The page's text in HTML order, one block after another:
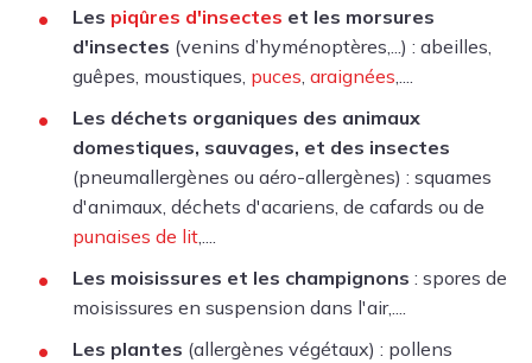
Les piqûres d'insectes et les morsures
d'insectes (venins d’hyménoptères,...) : abeilles,
guêpes, moustiques, puces, araignées,....
Les déchets organiques des animaux
domestiques, sauvages, et des insectes
(pneumallergènes ou aéro-allergènes) : squames
d'animaux, déchets d'acariens, de cafards ou de
punaises de lit,....
Les moisissures et les champignons : spores de
moisissures en suspension dans l'air,....
Les plantes (allergènes végétaux) : pollens